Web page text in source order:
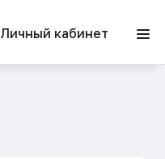
Личный кабинет